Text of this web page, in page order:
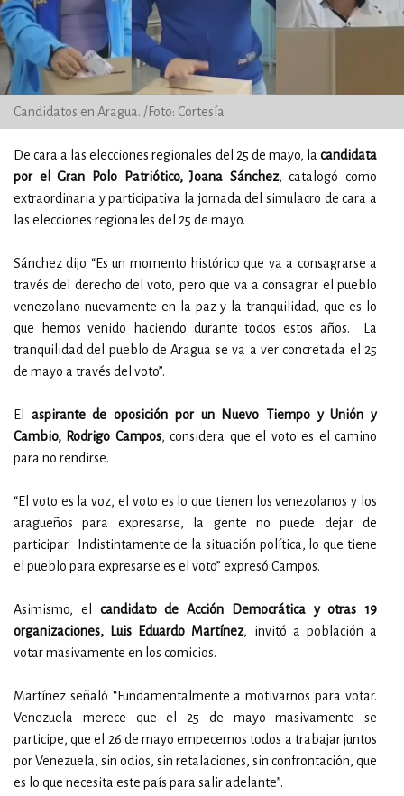
Candidatos en Aragua. /Foto: Cortesía
De cara a las elecciones regionales del 25 de mayo, la candidata
por el Gran Polo Patriótico, Joana Sánchez, catalogó como
extraordinaria y participativa la jornada del simulacro de cara a
las elecciones regionales del 25 de mayo.
Sánchez dijo “Es un momento histórico que va a consagrarse a
través del derecho del voto, pero que va a consagrar el pueblo
venezolano nuevamente en la paz y la tranquilidad, que es lo
que hemos venido haciendo durante todos estos años. La
tranquilidad del pueblo de Aragua se va a ver concretada el 25
de mayo a través del voto”.
El aspirante de oposición por un Nuevo Tiempo y Unión y
Cambio, Rodrigo Campos, considera que el voto es el camino
para no rendirse.
“El voto es la voz, el voto es lo que tienen los venezolanos y los
aragueños para expresarse, la gente no puede dejar de
participar. Indistintamente de la situación política, lo que tiene
el pueblo para expresarse es el voto” expresó Campos.
Asimismo, el candidato de Acción Democrática y otras 19
organizaciones, Luis Eduardo Martínez, invitó a población a
votar masivamente en los comicios.
Martínez señaló “Fundamentalmente a motivarnos para votar.
Venezuela merece que el 25 de mayo masivamente se
participe, que el 26 de mayo empecemos todos a trabajar juntos
por Venezuela, sin odios, sin retalaciones, sin confrontación, que
es lo que necesita este país para salir adelante”.